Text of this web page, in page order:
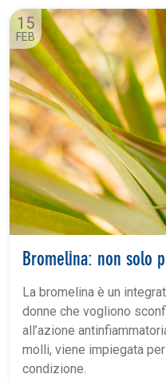
15
FEB
Bromelina: non solo
La bromelina è un
donne che vogliono
all’azione
molli, viene impiegata
condizione.